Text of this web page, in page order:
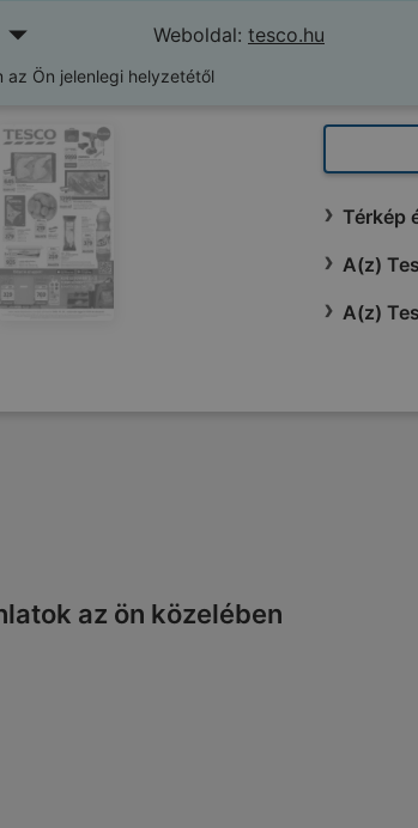
Weboldal: tesco.hu
az Ön jelenlegi helyzetétől
Térkép
A(z)
A(z)
az ön közelében